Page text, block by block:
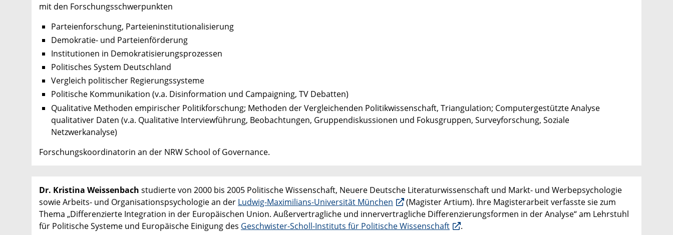
mit den Forschungsschwerpunkten
Parteienforschung, Parteieninstitutionalisierung
Demokratie- und Parteienförderung
Institutionen in Demokratisierungsprozessen
Politisches System Deutschland
Vergleich politischer Regierungssysteme
Politische Kommunikation (v.a. Disinformation und Campaigning, TV Debatten)
Qualitative Methoden empirischer Politikforschung; Methoden der Vergleichenden Politikwissenschaft, Triangulation; Computergestützte Analyse
qualitativer Daten (v.a. Qualitative Interviewführung, Beobachtungen, Gruppendiskussionen und Fokusgruppen, Surveyforschung, Soziale
Netzwerkanalyse)
Forschungskoordinatorin an der NRW School of Governance.
Dr. Kristina Weissenbach studierte von 2000 bis 2005 Politische Wissenschaft, Neuere Deutsche Literaturwissenschaft und Markt- und Werbepsychologie
sowie Arbeits- und Organisationspsychologie an der Ludwig-Maximilians-Universität München
(Magister Artium). Ihre Magisterarbeit verfasste sie zum
Thema „Differenzierte Integration in der Europäischen Union. Außervertragliche und innervertragliche Differenzierungsformen in der Analyse“ am Lehrstuhl
für Politische Systeme und Europäische Einigung des Geschwister-Scholl-Instituts für Politische Wissenschaft
.